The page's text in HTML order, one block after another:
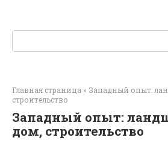
контенту
Поиск:
Главная страница » Западный опыт:
строительство
Западный опыт:
дом, строительство